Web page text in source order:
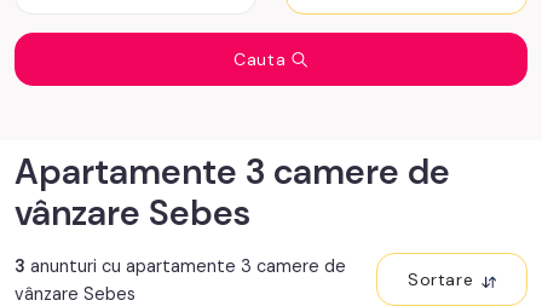
Cauta
Apartamente 3 camere de
vânzare Sebes
3 anunturi cu apartamente 3 camere de
vânzare Sebes
Sortare